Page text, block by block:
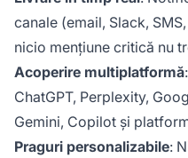
canale (email, Slack,
nicio mențiune critică nu
Acoperire multiplatformă
ChatGPT, Perplexity,
Gemini, Copilot și
Praguri personalizabile: